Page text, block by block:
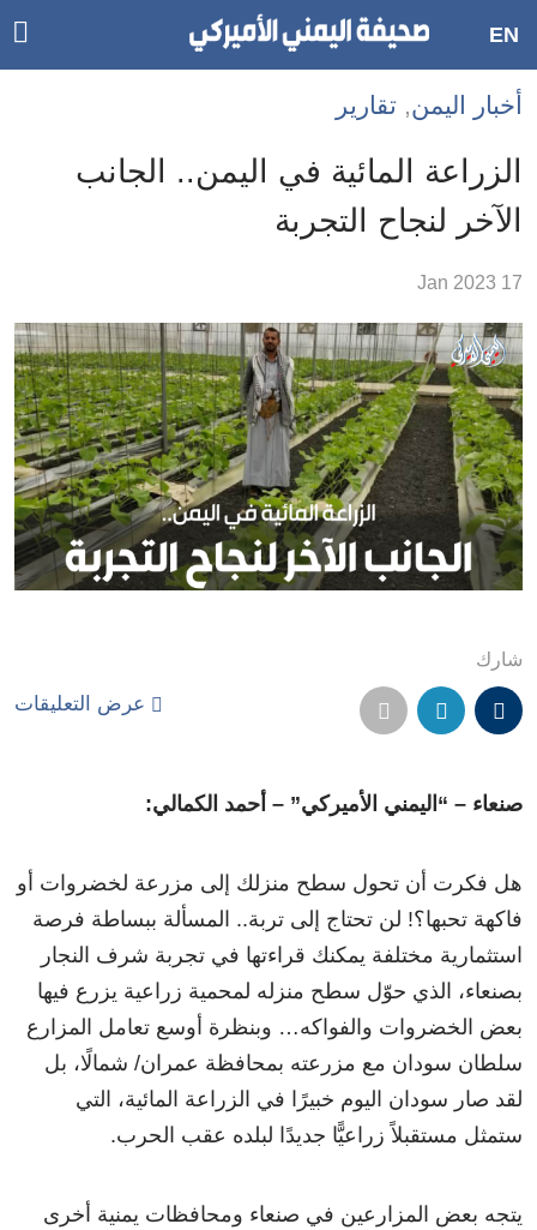
Accessibility
links
المحتوى
الرئيسي
الأقسام
Skip
to
Search
EN
أخبار اليمن, تقارير
الزراعة المائية في اليمن.. الجانب
الآخر لنجاح التجربة
17 Jan 2023
شارك
عرض التعليقات
صنعاء – “اليمني الأميركي” – أحمد الكمالي:
هل فكرت أن تحول سطح منزلك إلى مزرعة لخضروات أو
فاكهة تحبها؟! لن تحتاج إلى تربة.. المسألة ببساطة فرصة
استثمارية مختلفة يمكنك قراءتها في تجربة شرف النجار
بصنعاء، الذي حوّل سطح منزله لمحمية زراعية يزرع فيها
بعض الخضروات والفواكه… وبنظرة أوسع تعامل المزارع
سلطان سودان مع مزرعته بمحافظة عمران/ شمالًا، بل
لقد صار سودان اليوم خبيرًا في الزراعة المائية، التي
ستمثل مستقبلاً زراعيًّا جديدًا لبلده عقب الحرب.
يتجه بعض المزارعين في صنعاء ومحافظات يمنية أخرى